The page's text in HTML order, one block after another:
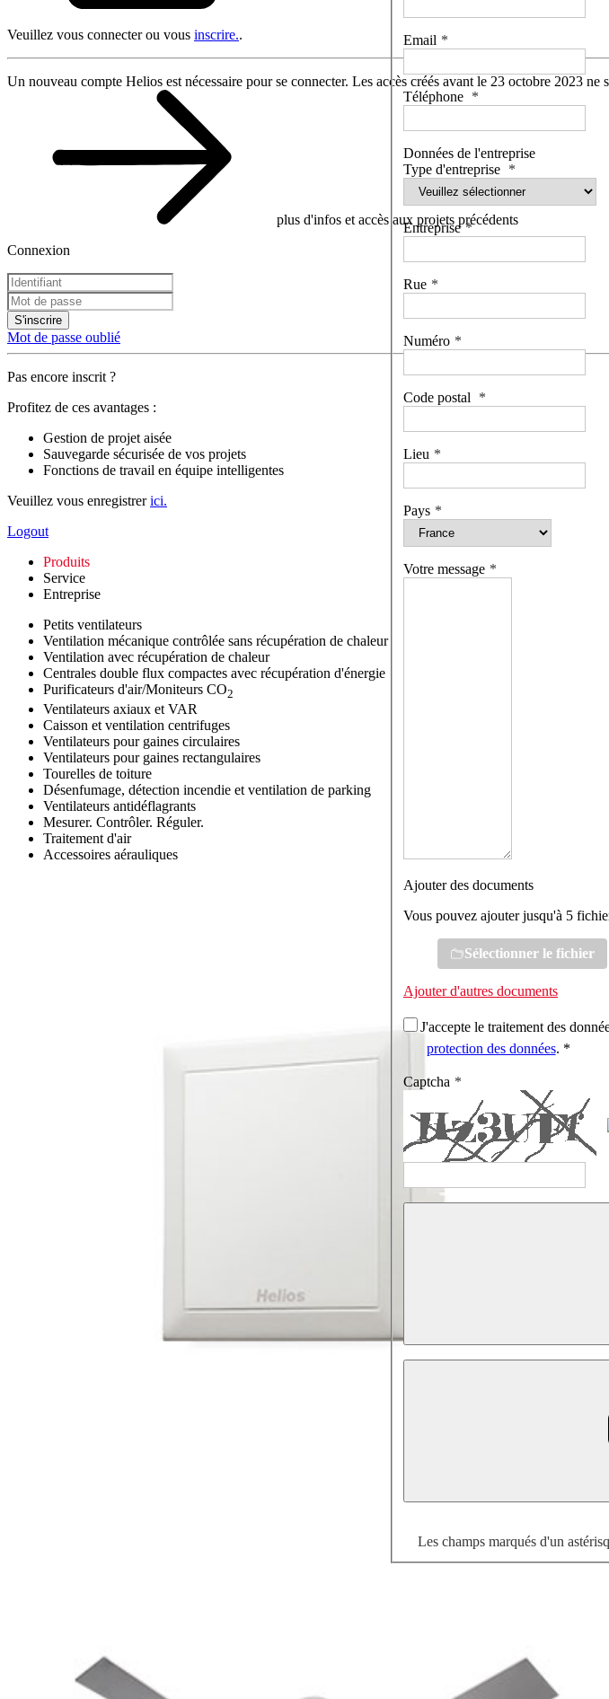
Veuillez vous connecter ou vous inscrire..
Un nouveau compte Helios est nécessaire pour se connecter. Les accès créés avant le 23 octobre 2023 ne
plus d'infos et accès aux projets précédents
Connexion
S'inscrire
Mot de passe oublié
Pas encore inscrit ?
Profitez de ces avantages :
Gestion de projet aisée
Sauvegarde sécurisée de vos projets
Fonctions de travail en équipe intelligentes
Veuillez vous enregistrerici.
Logout
Produits
Service
Entreprise
Petits ventilateurs
Ventilation mécanique contrôlée sans récupération de chaleur
Ventilation avec récupération de chaleur
Centrales double flux compactes avec récupération d'énergie
Purificateurs d'air/Moniteurs CO2
Ventilateurs axiaux et VAR
Caisson et ventilation centrifuges
Ventilateurs pour gaines circulaires
Ventilateurs pour gaines rectangulaires
Tourelles de toiture
Désenfumage, détection incendie et ventilation de parking
Ventilateurs antidéflagrants
Mesurer. Contrôler. Réguler.
Traitement d'air
Accessoires aérauliques
Email
Téléphone
Données de l'entreprise
Type d'entreprise
Entreprise
Rue
Numéro
Code postal
Lieu
Pays
Votre message
Ajouter des documents
Vous pouvez ajouter jusqu'à 5
Sélectionner le fichier
Ajouter d'autres documents
J'accepte le traitement des
protection des données. *
Captcha
Les champs marqués d'un